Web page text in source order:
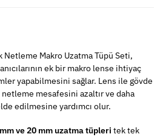
Makro Uzatma Tüpü Seti,
ek bir makro lense ihtiyaç
yapabilmesini sağlar. Lens ile gövde
netleme mesafesini azaltır ve daha
edilmesine yardımcı olur.
ve 20 mm uzatma tüpleri tek tek